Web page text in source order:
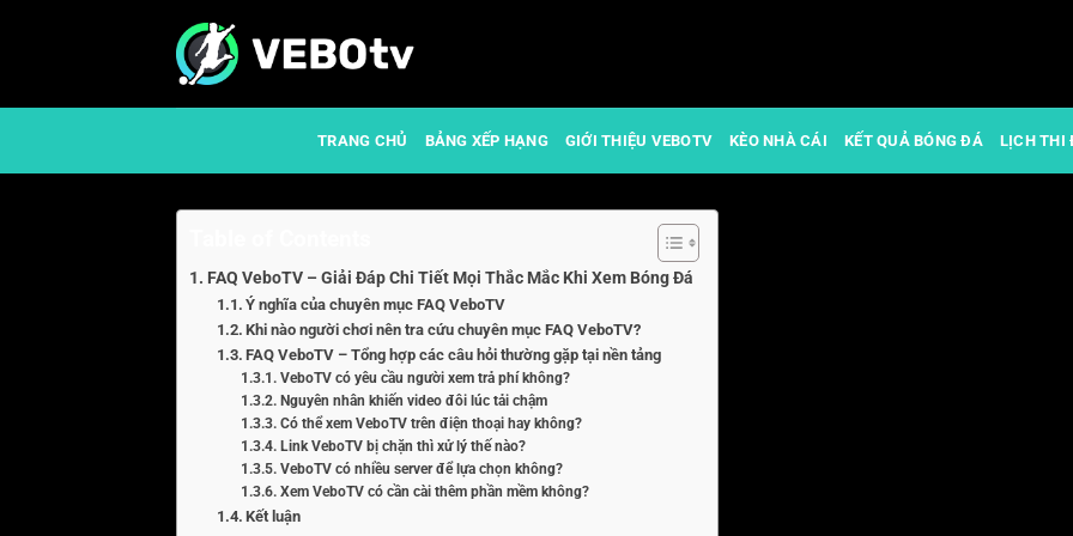
TRANG CHỦ BẢNG XẾP HẠNG GIỚI THIỆU VEBOTV KÈO NHÀ CÁI KẾT QUẢ BÓNG ĐÁ LỊCH THI
FAQ VeboTV – Giải Đáp Chi Tiết Mọi Thắc Mắc Khi Xem Bóng Đá
Ý nghĩa của chuyên mục FAQ VeboTV
Khi nào người chơi nên tra cứu chuyên mục FAQ VeboTV?
FAQ VeboTV – Tổng hợp các câu hỏi thường gặp tại nền tảng
VeboTV có yêu cầu người xem trả phí không?
Nguyên nhân khiến video đôi lúc tải chậm
Có thể xem VeboTV trên điện thoại hay không?
Link VeboTV bị chặn thì xử lý thế nào?
VeboTV có nhiều server để lựa chọn không?
Xem VeboTV có cần cài thêm phần mềm không?
Kết luận